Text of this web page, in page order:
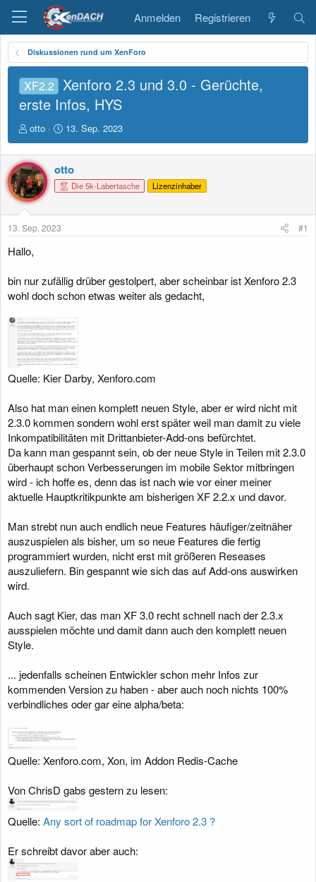
Anmelden Registrieren
Diskussionen rund um XenForo
XF2.2 Xenforo 2.3 und 3.0 - Gerüchte,
erste Infos, HYS
E
r
s
t
e
l
l
e
r
otto
E
r
s
t
e
l
t
13. Sep. 2023
otto
Die 5k-Labertasche Lizenzinhaber
13. Sep. 2023 #1
Hallo,
bin nur zufällig drüber gestolpert, aber scheinbar ist Xenforo 2.3
wohl doch schon etwas weiter als gedacht,
Quelle: Kier Darby, Xenforo.com
Also hat man einen komplett neuen Style, aber er wird nicht mit
2.3.0 kommen sondern wohl erst später weil man damit zu viele
Inkompatibilitäten mit Drittanbieter-Add-ons befürchtet.
Da kann man gespannt sein, ob der neue Style in Teilen mit 2.3.0
überhaupt schon Verbesserungen im mobile Sektor mitbringen
wird - ich hoffe es, denn das ist nach wie vor einer meiner
aktuelle Hauptkritikpunkte am bisherigen XF 2.2.x und davor.
Man strebt nun auch endlich neue Features häufiger/zeitnäher
auszuspielen als bisher, um so neue Features die fertig
programmiert wurden, nicht erst mit größeren Reseases
auszuliefern. Bin gespannt wie sich das auf Add-ons auswirken
wird.
Auch sagt Kier, das man XF 3.0 recht schnell nach der 2.3.x
ausspielen möchte und damit dann auch den komplett neuen
Style.
... jedenfalls scheinen Entwickler schon mehr Infos zur
kommenden Version zu haben - aber auch noch nichts 100%
verbindliches oder gar eine alpha/beta:
Quelle: Xenforo.com, Xon, im Addon Redis-Cache
Von ChrisD gabs gestern zu lesen:
Quelle: Any sort of roadmap for Xenforo 2.3 ?
Er schreibt davor aber auch: